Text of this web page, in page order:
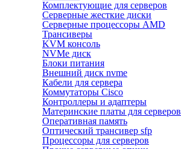
Комплектующие для серверов
Серверные жесткие диски
Серверные процессоры AMD
Трансиверы
KVM консоль
NVMe диск
Блоки питания
Внешний диск nvme
Кабели для сервера
Коммутаторы Cisco
Контроллеры и адаптеры
Материнские платы для серверов
Оперативная память
Оптический трансивер sfp
Процессоры для серверов